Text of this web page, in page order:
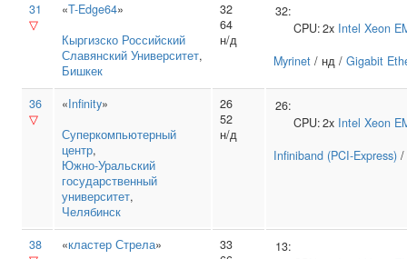
31
▽
«T-Edge64»
Кыргизско Российский
Славянский Университет,
Бишкек
32
64
н/д
32:
CPU:2x Intel Xeon
Myrinet / нд / Gigabit
36
▽
«Infinity»
Суперкомпьютерный
центр,
Южно‑Уральский
государственный
университет,
Челябинск
26
52
н/д
26:
CPU:2x Intel Xeon
Infiniband (PCI-Express)
38
«кластер Стрела»
33
13: